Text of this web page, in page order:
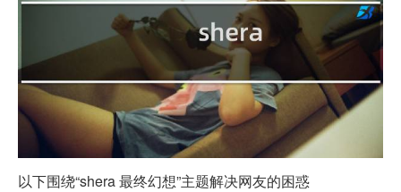
以下围绕“shera 最终幻想”主题解决网友的困惑